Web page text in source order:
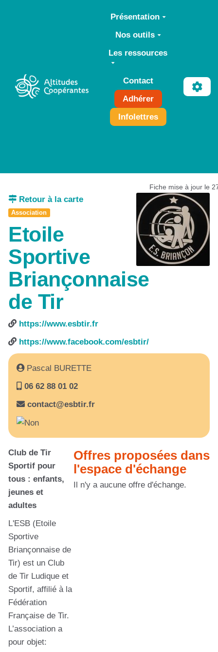
Aller au contenu principal
Présentation
Nos outils
Les ressources
Contact
Adhérer
Infolettres
Fiche mise à jour le
Retour à la carte
Association
Etoile
Sportive
Briançonnaise
de Tir
https://www.esbtir.fr
https://www.facebook.com/esbtir/
Pascal BURETTE
06 62 88 01 02
contact@esbtir.fr
Club de Tir
Sportif pour
tous : enfants,
jeunes et
adultes
L'ESB (Etoile
Sportive
Briançonnaise de
Tir) est un Club
de Tir Ludique et
Sportif, affilié à la
Fédération
Française de Tir.
L’association a
pour objet:
Offres proposées dans
l'espace d'échange
Il n'y a aucune offre d'échange.